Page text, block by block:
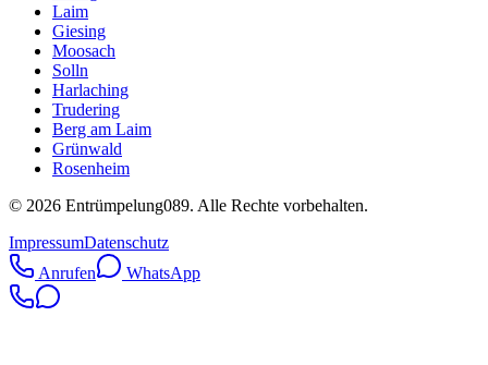
Laim
Giesing
Moosach
Solln
Harlaching
Trudering
Berg am Laim
Grünwald
Rosenheim
© 2026 Entrümpelung089. Alle Rechte vorbehalten.
ImpressumDatenschutz
Anrufen
WhatsApp